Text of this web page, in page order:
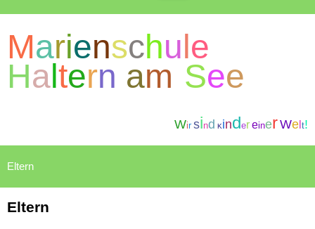
Marienschule
Haltern am See
Wir sind KindereinerWe t!
Eltern